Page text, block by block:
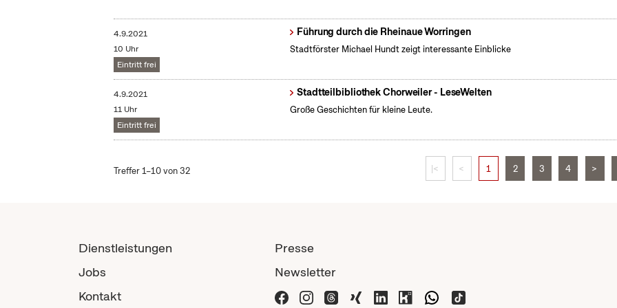
4.9.2021
10 Uhr
Eintritt frei
Führung durch die Rheinaue Worringen
Stadtförster Michael Hundt zeigt interessante Einblicke
4.9.2021
11 Uhr
Eintritt frei
Stadtteilbibliothek Chorweiler - LeseWelten
Große Geschichten für kleine Leute.
Treffer 1–10 von 32 |< < 1 2 3 4 >
Dienstleistungen
Jobs
Kontakt
Presse
Newsletter